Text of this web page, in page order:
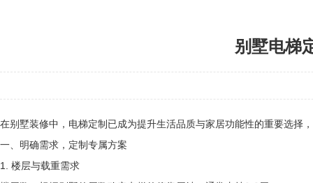
别墅电梯
在别墅装修中，电梯定制已成为提升生活品质与家居功能性的重要选择
一、明确需求，定制专属方案
1. 楼层与载重需求